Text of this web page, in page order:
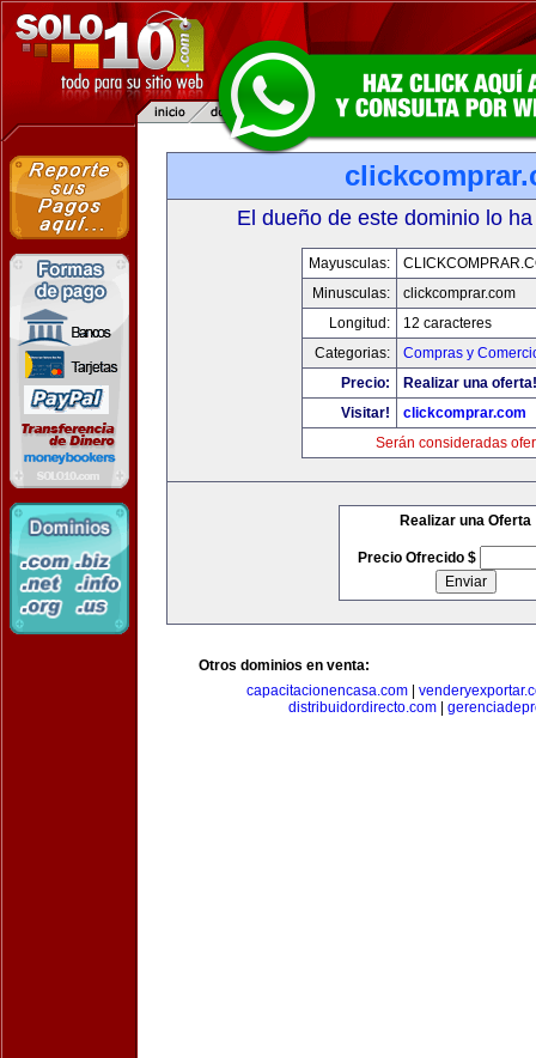
El dueño de este dominio lo
Mayusculas:
Minusculas:
clickcomprar.com
Longitud:
12 caracteres
Categorias:
Compras y
Precio:
Realizar una oferta!
Visitar!
clickcomprar.com
Serán consideradas
Realizar una Oferta
Precio Ofrecido $
Otros dominios en venta:
capacitacionencasa.com|
distribuidordirecto.com